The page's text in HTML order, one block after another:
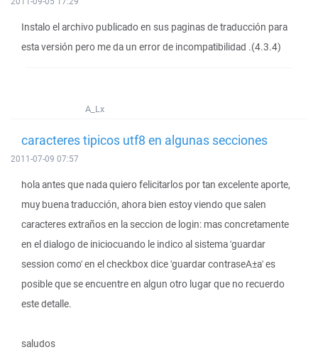
Instalo el archivo publicado en sus paginas de traducción para
esta versión pero me da un error de incompatibilidad .(4.3.4)
A_Lx
caracteres tipicos utf8 en algunas secciones
2011-07-09 07:57
hola antes que nada quiero felicitarlos por tan excelente aporte,
muy buena traducción, ahora bien estoy viendo que salen
caracteres extraños en la seccion de login: mas concretamente
en el dialogo de iniciocuando le indico al sistema 'guardar
session como' en el checkbox dice 'guardar contraseA±a' es
posible que se encuentre en algun otro lugar que no recuerdo
este detalle.
saludos